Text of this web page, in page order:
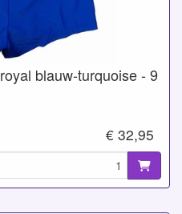
blauw-turquoise - 9
€ 32,95